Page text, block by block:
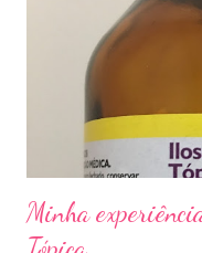
duas vezes ao dia. Eu já
sapato fechado e
um agente antifúngico
Minha